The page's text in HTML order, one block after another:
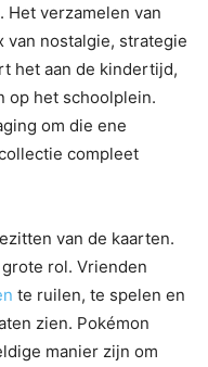
verzamelen van
van nostalgie, strategie
het aan de kindertijd,
op het schoolplein.
om die ene
compleet
van de kaarten.
rol. Vrienden
te ruilen, te spelen en
zien. Pokémon
manier zijn om